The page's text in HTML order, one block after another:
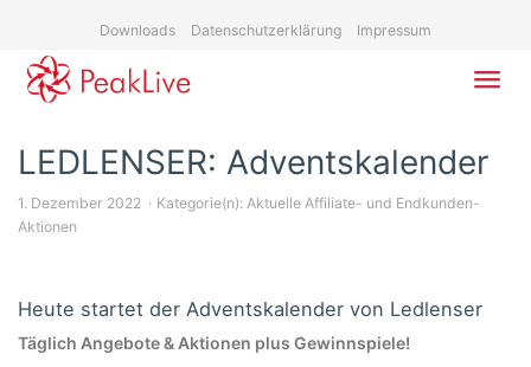
content
Downloads Datenschutzerklärung Impressum
LEDLENSER: Adventskalender
1. Dezember 2022 Kategorie(n): Aktuelle Affiliate- und Endkunden-
Aktionen
Heute startet der Adventskalender von Ledlenser
Täglich Angebote & Aktionen plus Gewinnspiele!